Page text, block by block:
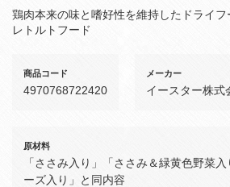
鶏肉本来の味と嗜好性を維持したドライ
レトルトフード
商品コード
4970768722420
メーカー
イースター株式
原材料
「ささみ入り」「ささみ＆緑黄色野菜
ーズ入り」と同内容